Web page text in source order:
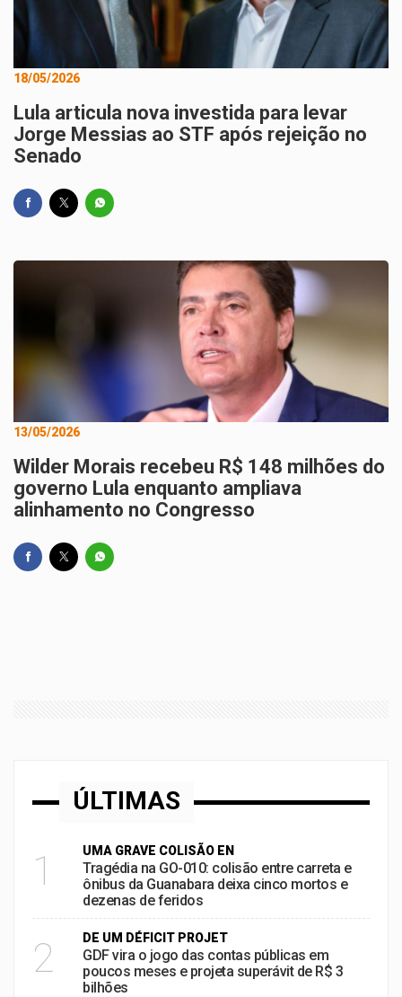
18/05/2026
Lula articula nova investida para levar
Jorge Messias ao STF após rejeição no
Senado
13/05/2026
Wilder Morais recebeu R$ 148 milhões do
governo Lula enquanto ampliava
alinhamento no Congresso
ÚLTIMAS
1 UMA GRAVE COLISÃO EN
Tragédia na GO-010: colisão entre carreta e
ônibus da Guanabara deixa cinco mortos e
dezenas de feridos
2 DE UM DÉFICIT PROJET
GDF vira o jogo das contas públicas em
poucos meses e projeta superávit de R$ 3
bilhões